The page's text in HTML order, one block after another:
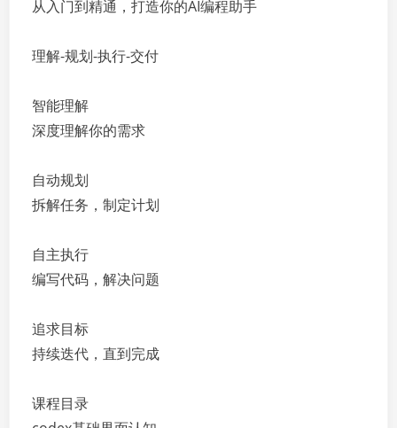
从入门到精通，打造你的AI编程助手
理解-规划-执行-交付
智能理解
深度理解你的需求
自动规划
拆解任务，制定计划
自主执行
编写代码，解决问题
追求目标
持续迭代，直到完成
课程目录